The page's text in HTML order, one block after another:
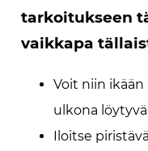
tarkoitukseen
vaikkapa
Voit niin
ulkona
Iloitse